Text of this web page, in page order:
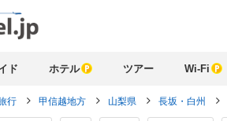
ド ホテル ツアー Wi-Fi
行 甲信越地方 山梨県 長坂・白州